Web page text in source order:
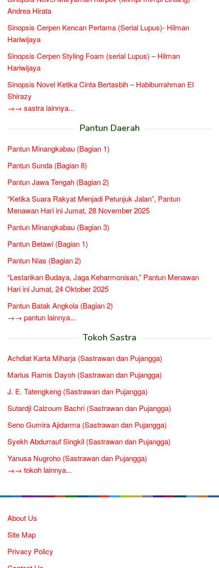
Andrea Hirata
Sinopsis Cerpen Kencan Pertama (Serial Lupus)- Hilman
Hariwijaya
Sinopsis Cerpen Styling Foam (serial Lupus) – Hilman
Hariwijaya
Sinopsis Novel Ketika Cinta Bertasbih – Habiburrahman El
Shirazy
→→ sastra lainnya...
Pantun Daerah
Pantun Minangkabau (Bagian 1)
Pantun Sunda (Bagian 8)
Pantun Jawa Tengah (Bagian 2)
“Ketika Suara Rakyat Menjadi Petunjuk Jalan”, Pantun
Menawan Hari ini Jumat, 28 November 2025
Pantun Minangkabau (Bagian 3)
Pantun Betawi (Bagian 1)
Pantun Nias (Bagian 2)
“Lestarikan Budaya, Jaga Keharmonisan,” Pantun Menawan
Hari ini Jumat, 24 Oktober 2025
Pantun Batak Angkola (Bagian 2)
→→ pantun lainnya...
Tokoh Sastra
Achdiat Karta Miharja (Sastrawan dan Pujangga)
Marius Ramis Dayoh (Sastrawan dan Pujangga)
J. E. Tatengkeng (Sastrawan dan Pujangga)
Sutardji Calzoum Bachri (Sastrawan dan Pujangga)
Seno Gumira Ajidarma (Sastrawan dan Pujangga)
Syekh Abdurrauf Singkil (Sastrawan dan Pujangga)
Yanusa Nugroho (Sastrawan dan Pujangga)
→→ tokoh lainnya...
About Us
Site Map
Privacy Policy